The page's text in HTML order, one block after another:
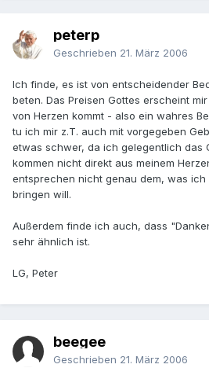
peterp
Geschrieben 21. März 2006
Ich finde, es ist von entscheidender
beten. Das Preisen Gottes erscheint
von Herzen kommt - also ein wahres
tu ich mir z.T. auch mit vorgegeben
etwas schwer, da ich gelegentlich das
kommen nicht direkt aus meinem
entsprechen nicht genau dem, was
bringen will.
Außerdem finde ich auch, dass
sehr ähnlich ist.
LG, Peter
beegee
Geschrieben 21. März 2006